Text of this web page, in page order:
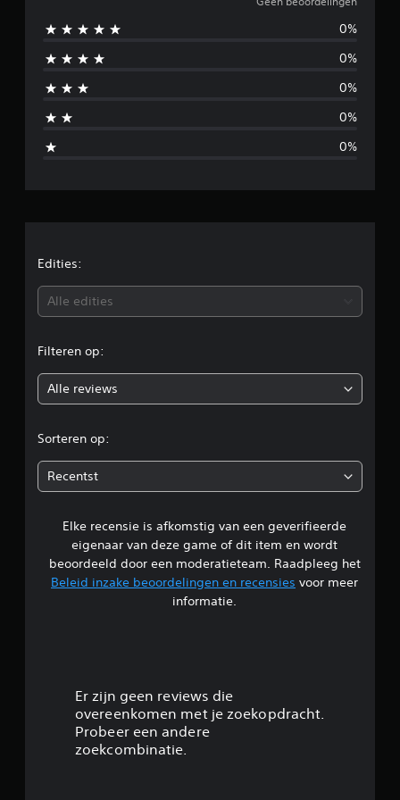
e
n
e
i
n
e
n
0%
0%
0%
0%
0%
Edities:
Alle edities
Filteren op:
Alle reviews
Sorteren op:
Recentst
Elke recensie is afkomstig van een geverifieerde
eigenaar van deze game of dit item en wordt
beoordeeld door een moderatieteam. Raadpleeg het
Beleid inzake beoordelingen en recensies voor meer
informatie.
Er zijn geen reviews die
overeenkomen met je zoekopdracht.
Probeer een andere
zoekcombinatie.